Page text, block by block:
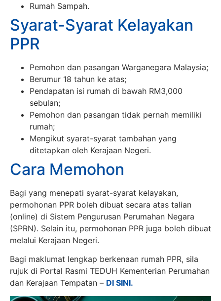
Rumah Sampah.
Syarat-Syarat Kelayakan
PPR
Pemohon dan pasangan Warganegara Malaysia;
Berumur 18 tahun ke atas;
Pendapatan isi rumah di bawah RM3,000
sebulan;
Pemohon dan pasangan tidak pernah memiliki
rumah;
Mengikut syarat-syarat tambahan yang
ditetapkan oleh Kerajaan Negeri.
Cara Memohon
Bagi yang menepati syarat-syarat kelayakan,
permohonan PPR boleh dibuat secara atas talian
(online) di Sistem Pengurusan Perumahan Negara
(SPRN). Selain itu, permohonan PPR juga boleh dibuat
melalui Kerajaan Negeri.
Bagi maklumat lengkap berkenaan rumah PPR, sila
rujuk di Portal Rasmi TEDUH Kementerian Perumahan
dan Kerajaan Tempatan – DI SINI.